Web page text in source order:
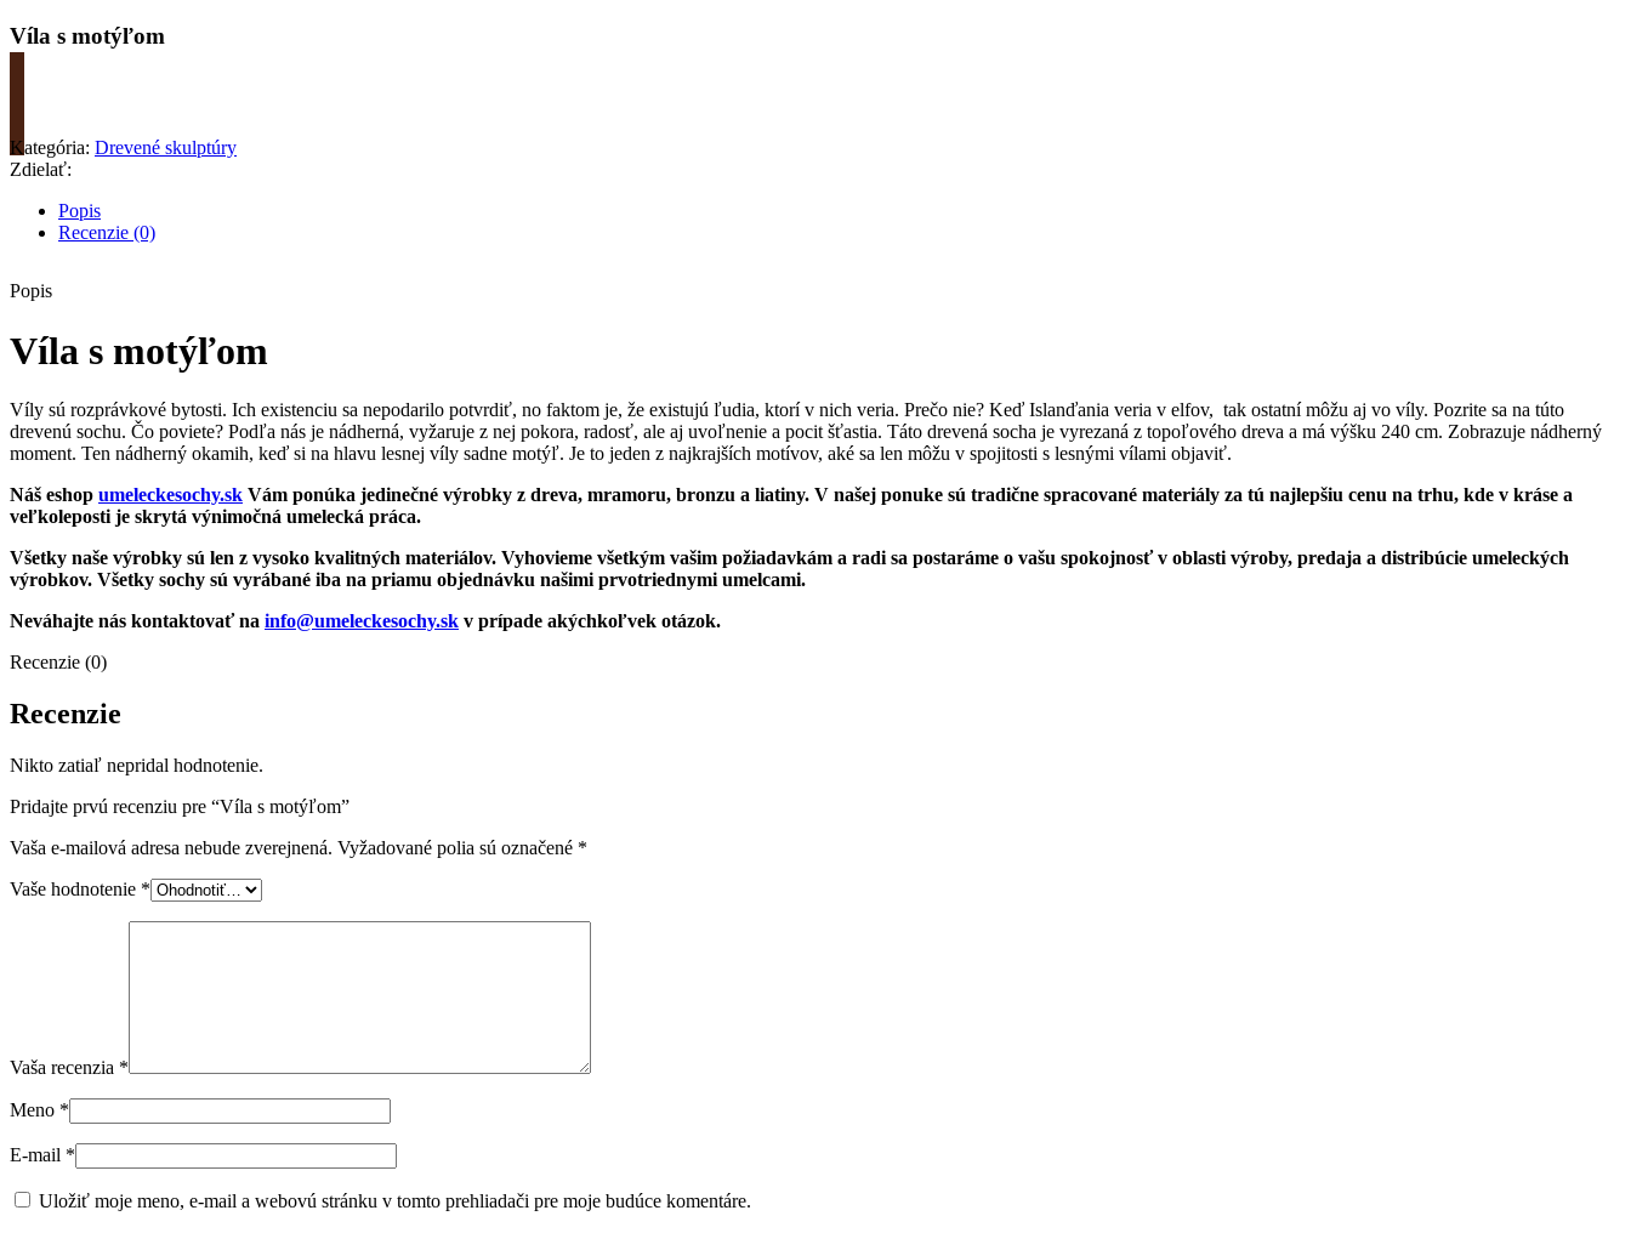
Víla s motýľom
Kategória: Drevené skulptúry
Zdielať:
Popis
Recenzie (0)
Popis
Víla s motýľom
Víly sú rozprávkové bytosti. Ich existenciu sa nepodarilo potvrdiť, no faktom je, že existujú ľudia, ktorí v nich veria. Prečo nie? Keď Islanďania veria v elfov, tak ostatní môžu aj vo víly. Pozrite sa na túto
drevenú sochu. Čo poviete? Podľa nás je nádherná, vyžaruje z nej pokora, radosť, ale aj uvoľnenie a pocit šťastia. Táto drevená socha je vyrezaná z topoľového dreva a má výšku 240 cm. Zobrazuje nádherný
moment. Ten nádherný okamih, keď si na hlavu lesnej víly sadne motýľ. Je to jeden z najkrajších motívov, aké sa len môžu v spojitosti s lesnými vílami objaviť.
Náš eshop umeleckesochy.sk Vám ponúka jedinečné výrobky z dreva, mramoru, bronzu a liatiny. V našej ponuke sú tradične spracované materiály za tú najlepšiu cenu na trhu, kde v kráse a
veľkoleposti je skrytá výnimočná umelecká práca.
Všetky naše výrobky sú len z vysoko kvalitných materiálov. Vyhovieme všetkým vašim požiadavkám a radi sa postaráme o vašu spokojnosť v oblasti výroby, predaja a distribúcie umeleckých
výrobkov. Všetky sochy sú vyrábané iba na priamu objednávku našimi prvotriednymi umelcami.
Neváhajte nás kontaktovať na info@umeleckesochy.sk v prípade akýchkoľvek otázok.
Recenzie (0)
Recenzie
Nikto zatiaľ nepridal hodnotenie.
Pridajte prvú recenziu pre “Víla s motýľom”
Vaša e-mailová adresa nebude zverejnená. Vyžadované polia sú označené *
Vaše hodnotenie *
Vaša recenzia *
Meno *
E-mail *
Uložiť moje meno, e-mail a webovú stránku v tomto prehliadači pre moje budúce komentáre.